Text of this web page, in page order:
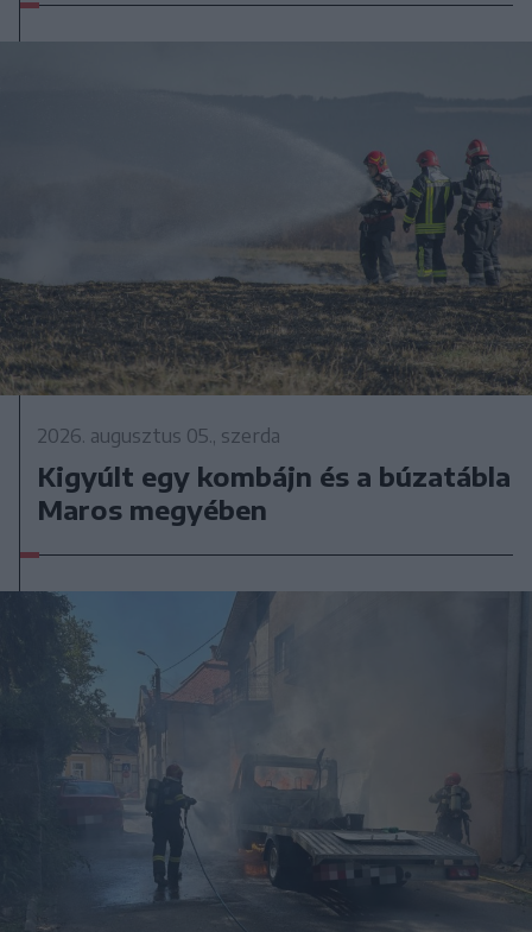
2026. augusztus 05., szerda
Kigyúlt egy kombájn és a búzatábla
Maros megyében